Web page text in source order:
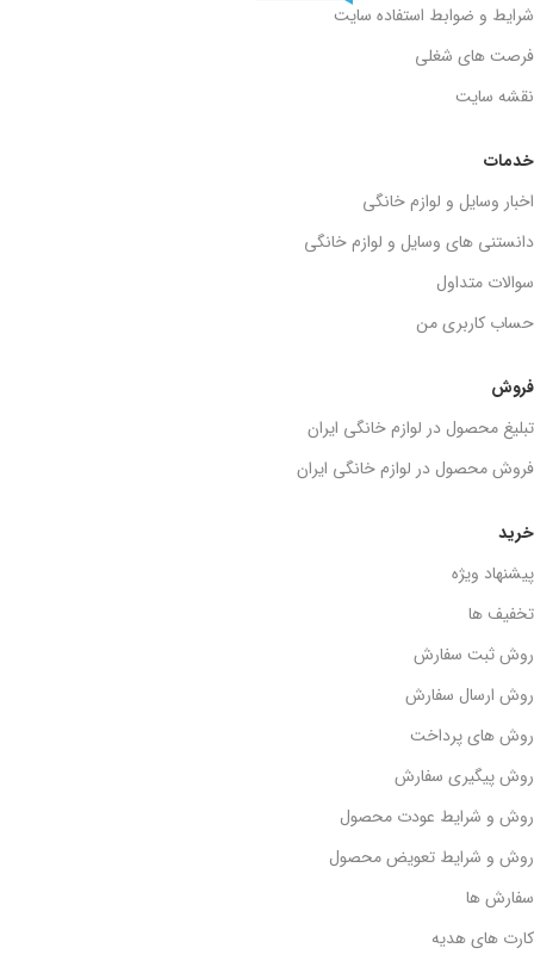
خرید
پیشنهاد ویژه
تخفیف ها
روش ثبت سفارش
روش ارسال سفارش
روش های پرداخت
روش پیگیری سفارش
روش و شرایط عودت محصول
روش و شرایط تعویض محصول
سفارش ها
کارت های هدیه
فروش
تبلیغ محصول در لوازم خانگی ایران
فروش محصول در لوازم خانگی ایران
خدمات
اخبار وسایل و لوازم خانگی
دانستنی های وسایل و لوازم خانگی
سوالات متداول
حساب کاربری من
شرایط و ضوابط استفاده سایت
فرصت های شغلی
نقشه سایت